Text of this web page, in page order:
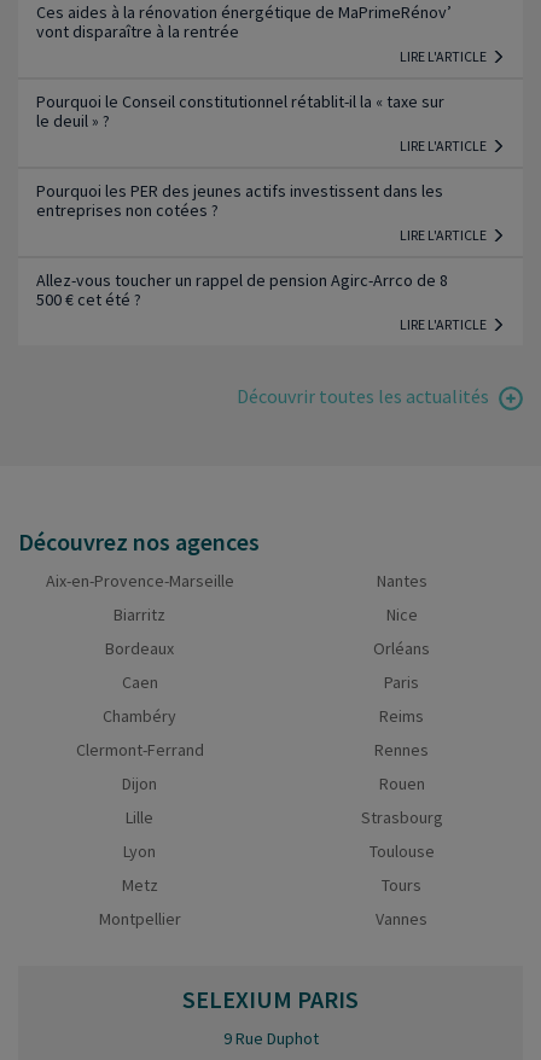
Ces aides à la rénovation énergétique de MaPrimeRénov’
vont disparaître à la rentrée
LIRE L'ARTICLE
Pourquoi le Conseil constitutionnel rétablit-il la « taxe sur
le deuil » ?
LIRE L'ARTICLE
Pourquoi les PER des jeunes actifs investissent dans les
entreprises non cotées ?
LIRE L'ARTICLE
Allez-vous toucher un rappel de pension Agirc-Arrco de 8
500 € cet été ?
LIRE L'ARTICLE
Découvrir toutes les actualités
Découvrez nos agences
Aix-en-Provence-Marseille
Biarritz
Bordeaux
Caen
Chambéry
Clermont-Ferrand
Dijon
Lille
Lyon
Metz
Montpellier
Nantes
Nice
Orléans
Paris
Reims
Rennes
Rouen
Strasbourg
Toulouse
Tours
Vannes
SELEXIUM PARIS
9 Rue Duphot